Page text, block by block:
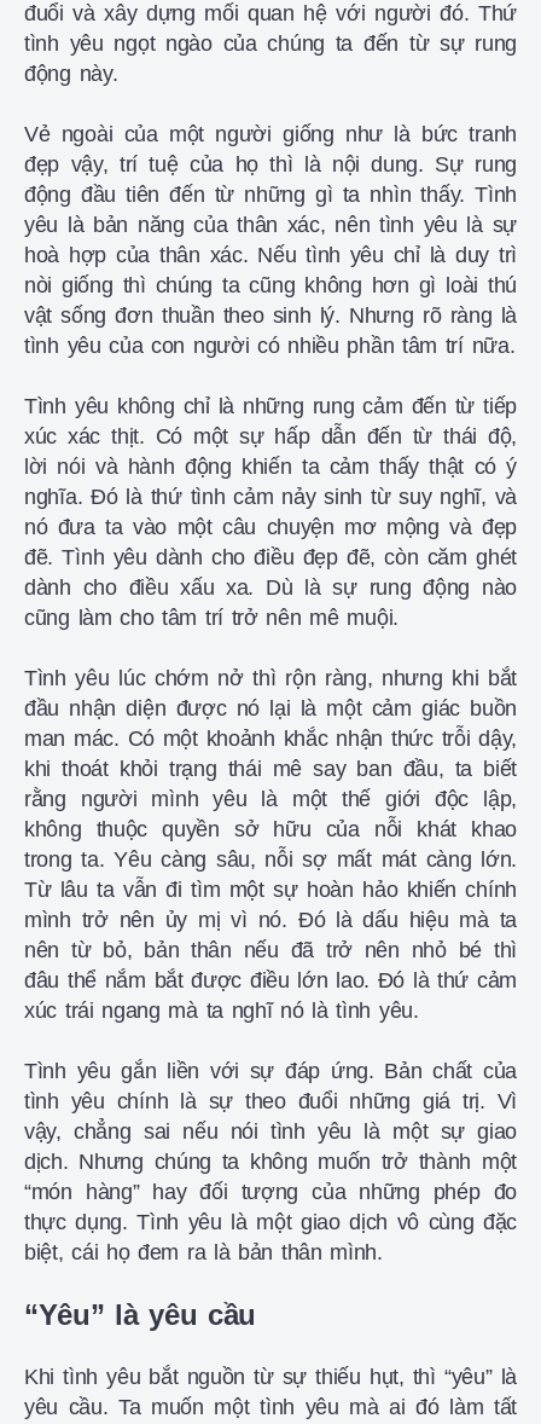
đuổi và xây dựng mối quan hệ với người đó. Thứ
tình yêu ngọt ngào của chúng ta đến từ sự rung
động này.
Vẻ ngoài của một người giống như là bức tranh
đẹp vậy, trí tuệ của họ thì là nội dung. Sự rung
động đầu tiên đến từ những gì ta nhìn thấy. Tình
yêu là bản năng của thân xác, nên tình yêu là sự
hoà hợp của thân xác. Nếu tình yêu chỉ là duy trì
nòi giống thì chúng ta cũng không hơn gì loài thú
vật sống đơn thuần theo sinh lý. Nhưng rõ ràng là
tình yêu của con người có nhiều phần tâm trí nữa.
Tình yêu không chỉ là những rung cảm đến từ tiếp
xúc xác thịt. Có một sự hấp dẫn đến từ thái độ,
lời nói và hành động khiến ta cảm thấy thật có ý
nghĩa. Đó là thứ tình cảm nảy sinh từ suy nghĩ, và
nó đưa ta vào một câu chuyện mơ mộng và đẹp
đẽ. Tình yêu dành cho điều đẹp đẽ, còn căm ghét
dành cho điều xấu xa. Dù là sự rung động nào
cũng làm cho tâm trí trở nên mê muội.
Tình yêu lúc chớm nở thì rộn ràng, nhưng khi bắt
đầu nhận diện được nó lại là một cảm giác buồn
man mác. Có một khoảnh khắc nhận thức trỗi dậy,
khi thoát khỏi trạng thái mê say ban đầu, ta biết
rằng người mình yêu là một thế giới độc lập,
không thuộc quyền sở hữu của nỗi khát khao
trong ta. Yêu càng sâu, nỗi sợ mất mát càng lớn.
Từ lâu ta vẫn đi tìm một sự hoàn hảo khiến chính
mình trở nên ủy mị vì nó. Đó là dấu hiệu mà ta
nên từ bỏ, bản thân nếu đã trở nên nhỏ bé thì
đâu thể nắm bắt được điều lớn lao. Đó là thứ cảm
xúc trái ngang mà ta nghĩ nó là tình yêu.
Tình yêu gắn liền với sự đáp ứng. Bản chất của
tình yêu chính là sự theo đuổi những giá trị. Vì
vậy, chẳng sai nếu nói tình yêu là một sự giao
dịch. Nhưng chúng ta không muốn trở thành một
“món hàng” hay đối tượng của những phép đo
thực dụng. Tình yêu là một giao dịch vô cùng đặc
biệt, cái họ đem ra là bản thân mình.
“Yêu” là yêu cầu
Khi tình yêu bắt nguồn từ sự thiếu hụt, thì “yêu” là
yêu cầu. Ta muốn một tình yêu mà ai đó làm tất